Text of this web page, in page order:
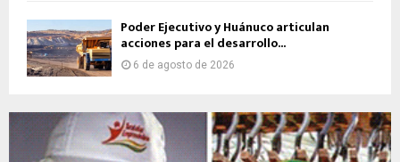
Poder Ejecutivo y Huánuco articulan
acciones para el desarrollo...
6 de agosto de 2026